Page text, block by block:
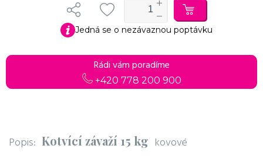
Jedná se o nezávaznou poptávku
Rádi vám poradíme
+420 778 200 900
Popis: Kotvící závaží 15 kg kovové